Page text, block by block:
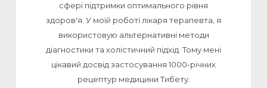
сфері підтримки оптимального рівня
здоров'я. У моїй роботі лікаря терапевта, я
використовую альтернативні методи
діагностики та холістичний підхід. Тому мені
цікавий досвід застосування 1000-річних
рецептур медицини Тибету.